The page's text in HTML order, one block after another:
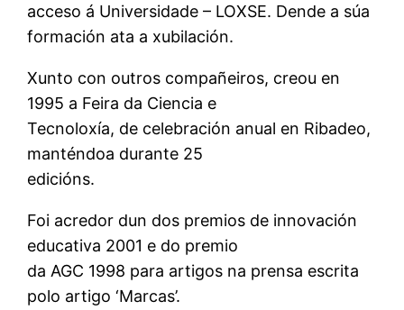
acceso á Universidade – LOXSE. Dende a súa
formación ata a xubilación.
Xunto con outros compañeiros, creou en
1995 a Feira da Ciencia e
Tecnoloxía, de celebración anual en Ribadeo,
manténdoa durante 25
edicións.
Foi acredor dun dos premios de innovación
educativa 2001 e do premio
da AGC 1998 para artigos na prensa escrita
polo artigo ‘Marcas’.